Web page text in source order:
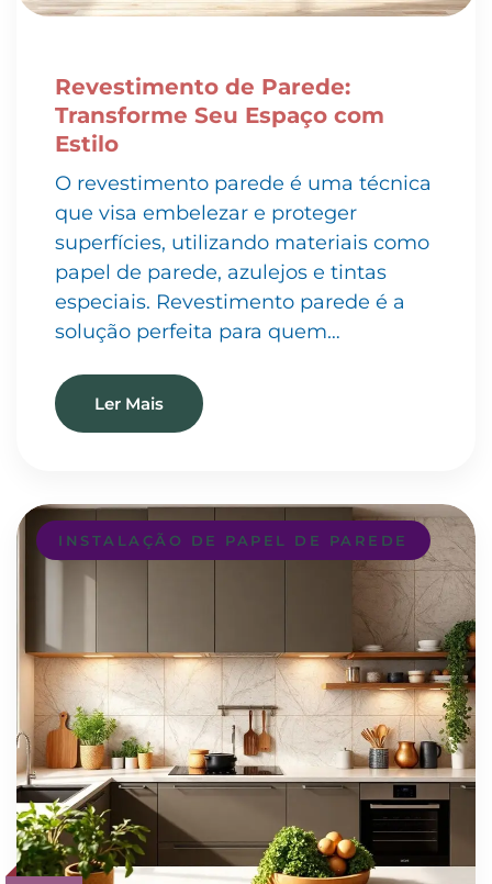
Revestimento de Parede:
Transforme Seu Espaço com
Estilo
O revestimento parede é uma técnica
que visa embelezar e proteger
superfícies, utilizando materiais como
papel de parede, azulejos e tintas
especiais. Revestimento parede é a
solução perfeita para quem…
Ler Mais
INSTALAÇÃO DE PAPEL DE PAREDE